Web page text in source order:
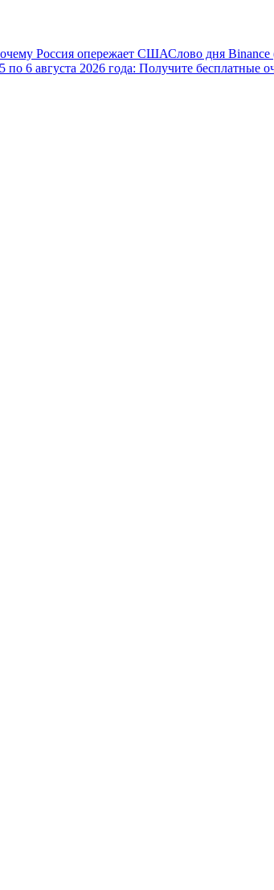
Россия опережает СШАСлово дня Binance
по 6 августа 2026 года: Получите бесплатные